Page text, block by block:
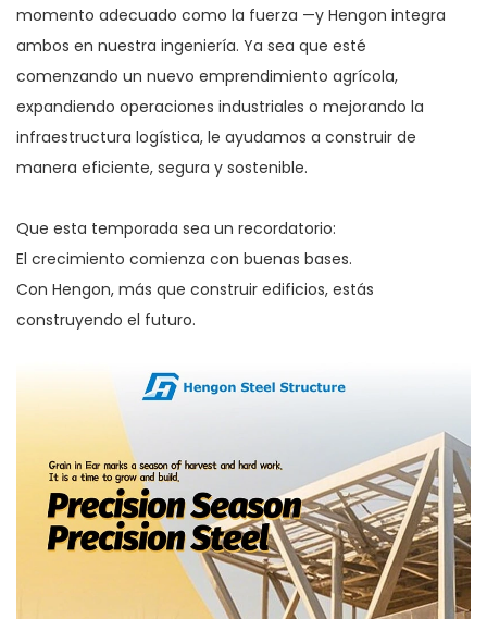
momento adecuado como la fuerza —y Hengon integra
ambos en nuestra ingeniería. Ya sea que esté
comenzando un nuevo emprendimiento agrícola,
expandiendo operaciones industriales o mejorando la
infraestructura logística, le ayudamos a construir de
manera eficiente, segura y sostenible.
Que esta temporada sea un recordatorio:
El crecimiento comienza con buenas bases.
Con Hengon, más que construir edificios, estás
construyendo el futuro.